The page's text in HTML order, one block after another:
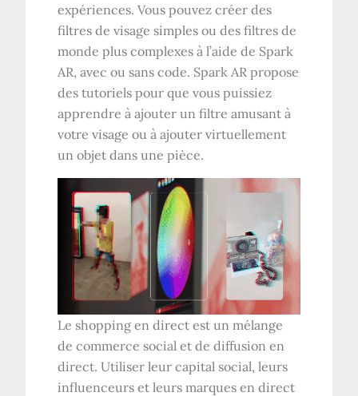
expériences. Vous pouvez créer des
filtres de visage simples ou des filtres de
monde plus complexes à l’aide de Spark
AR, avec ou sans code. Spark AR propose
des tutoriels pour que vous puissiez
apprendre à ajouter un filtre amusant à
votre visage ou à ajouter virtuellement
un objet dans une pièce.
Le shopping en direct est un mélange
de commerce social et de diffusion en
direct. Utiliser leur capital social, leurs
influenceurs et leurs marques en direct